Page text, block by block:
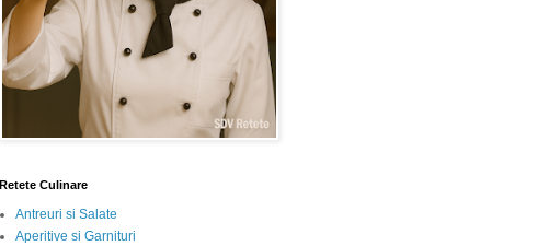
Retete Culinare
Antreuri si Salate
Aperitive si Garnituri